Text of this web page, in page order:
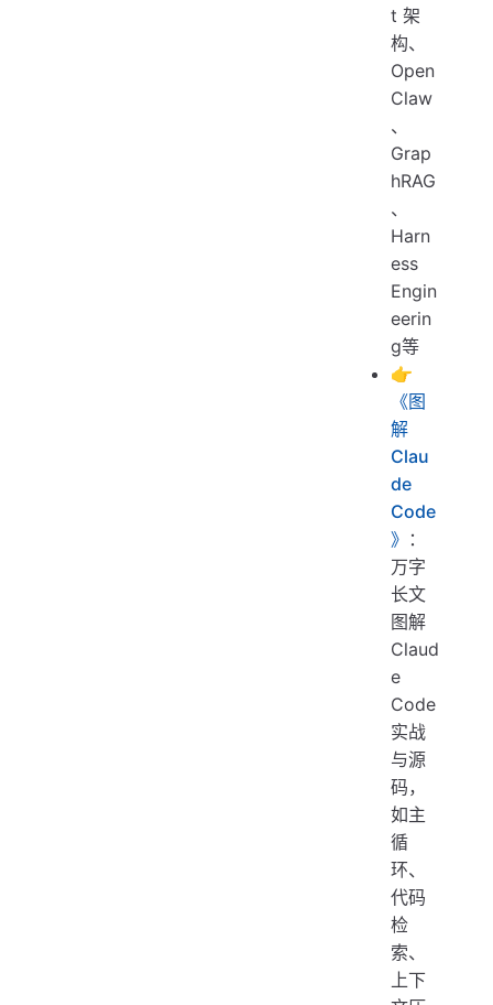
t 架
构、
Open
Claw
、
Grap
hRAG
、
Harn
ess
Engin
eerin
g等
👉
《图
解
Clau
de
Code
》 ：
万字
长文
图解
Claud
e
Code
实战
与源
码，
如主
循
环、
代码
检
索、
上下